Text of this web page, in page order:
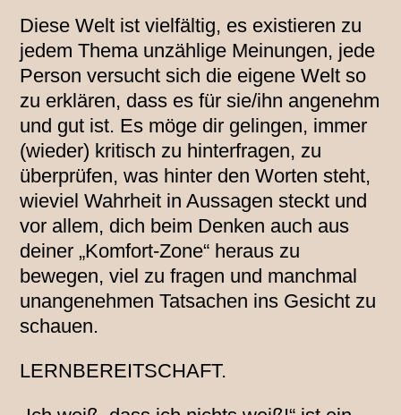
Diese Welt ist vielfältig, es existieren zu
jedem Thema unzählige Meinungen, jede
Person versucht sich die eigene Welt so
zu erklären, dass es für sie/ihn angenehm
und gut ist. Es möge dir gelingen, immer
(wieder) kritisch zu hinterfragen, zu
überprüfen, was hinter den Worten steht,
wieviel Wahrheit in Aussagen steckt und
vor allem, dich beim Denken auch aus
deiner „Komfort-Zone“ heraus zu
bewegen, viel zu fragen und manchmal
unangenehmen Tatsachen ins Gesicht zu
schauen.
LERNBEREITSCHAFT.